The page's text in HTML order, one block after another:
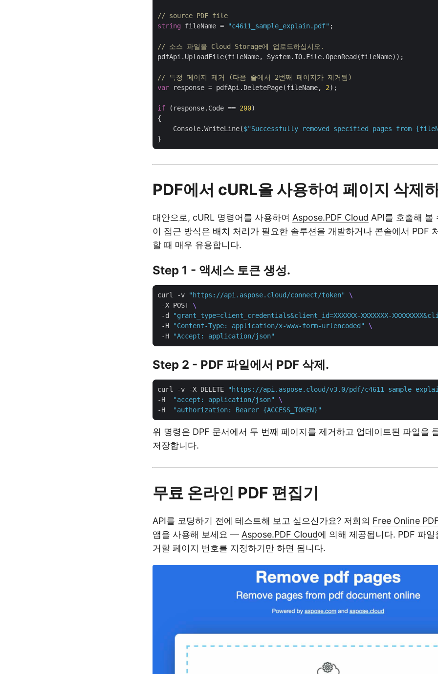
// source PDF file
string fileName = "c4611_sample_explain.pdf" ;
// 소스 파일을 Cloud Storage에 업로드하십시오.
pdfApi.UploadFile(fileName, System.IO.File.OpenRead(fileName));
// 특정 페이지 제거 (다음 줄에서 2번째 페이지가 제거됨)
var response = pdfApi.DeletePage(fileName, 2);
if (response.Code == 200)
{
    Console.WriteLine(
$"Successfully removed specified pages from
PDF에서 cURL을 사용하여 페이지 삭제
대안으로, cURL 명령어를 사용하여 Aspose.PDF Cloud API를 호출해 볼
이 접근 방식은 배치 처리가 필요한 솔루션을 개발하거나 콘솔에서 PDF
할 때 매우 유용합니다.
Step 1 - 액세스 토큰 생성.
curl -v "https://api.aspose.cloud/connect/token"
-X POST
-d
"grant_type=client_credentials&client_id=XXXXXX-XXXXXXX-
-H
"Content-Type: application/x-www-form-urlencoded"
-H
"Accept: application/json"
Step 2 - PDF 파일에서 PDF 삭제.
curl -v -X DELETE "https://api.aspose.cloud/v3.0/pdf/
-H
"accept: application/json"
-H
"authorization: Bearer {ACCESS_TOKEN}"
위 명령은 DPF 문서에서 두 번째 페이지를 제거하고 업데이트된 파일을
저장합니다.
무료 온라인 PDF 편집기
API를 코딩하기 전에 테스트해 보고 싶으신가요? 저희의 Free Online
앱을 사용해 보세요 — Aspose.PDF Cloud에 의해 제공됩니다. PDF 파
거할 페이지 번호를 지정하기만 하면 됩니다.